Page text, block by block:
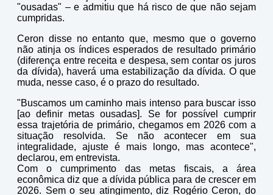
"ousadas" – e admitiu que há risco de que não sejam
cumpridas.
Ceron disse no entanto que, mesmo que o governo
não atinja os índices esperados de resultado primário
(diferença entre receita e despesa, sem contar os juros
da dívida), haverá uma estabilização da dívida. O que
muda, nesse caso, é o prazo do resultado.
"Buscamos um caminho mais intenso para buscar isso
[ao definir metas ousadas]. Se for possível cumprir
essa trajetória de primário, chegamos em 2026 com a
situação resolvida. Se não acontecer em sua
integralidade, ajuste é mais longo, mas acontece",
declarou, em entrevista.
Com o cumprimento das metas fiscais, a área
econômica diz que a dívida pública para de crescer em
2026. Sem o seu atingimento, diz Rogério Ceron, do